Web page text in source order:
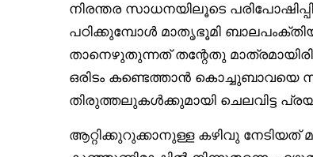
നിരന്തര സാധനയിലൂടെ
പഠിക്കുമ്പോൾ മാതൃഭൂമി
താനെഴുതുന്നത് തന്റേതു
ഒരിടം കണ്ടെത്താൻ കൊച്ചുബാവയെ
തിരുത്തലുകൾക്കുമായി ചെലവിട്ട
ആറ്റിക്കുറുക്കാനുള്ള കഴിവു